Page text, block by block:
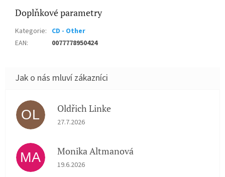
Doplňkové parametry
Kategorie: CD - Other
EAN: 0077778950424
OL Oldřich Linke
Hodnocení obchodu je 5 z 5 hvězdiček.
27.7.2026
MA Monika Altmanová
Hodnocení obchodu je 5 z 5 hvězdiček.
19.6.2026